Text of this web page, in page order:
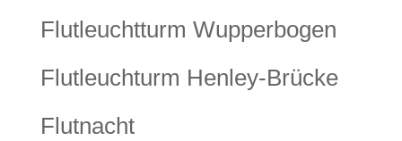
Flutleuchtturm Wupperbogen
Flutleuchturm Henley-Brücke
Flutnacht